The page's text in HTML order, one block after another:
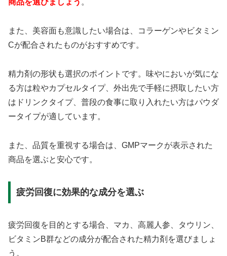
商品を選びましょう 。
また、美容面も意識したい場合は、コラーゲンやビタミン
Cが配合されたものがおすすめです。
精力剤の形状も選択のポイントです。味やにおいが気にな
る方は粒やカプセルタイプ、外出先で手軽に摂取したい方
はドリンクタイプ、普段の食事に取り入れたい方はパウダ
ータイプが適しています。
また、品質を重視する場合は、GMPマークが表示された
商品を選ぶと安心です。
疲労回復に効果的な成分を選ぶ
疲労回復を目的とする場合、マカ、高麗人参、タウリン、
ビタミンB群などの成分が配合された精力剤を選びましょ
う。